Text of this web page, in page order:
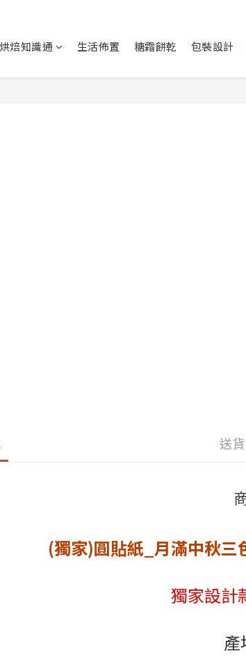
烘焙知識通 生活佈置 糖霜餅乾 包裝設計
送
(獨家)圓貼紙_月滿中秋
獨家設計
產